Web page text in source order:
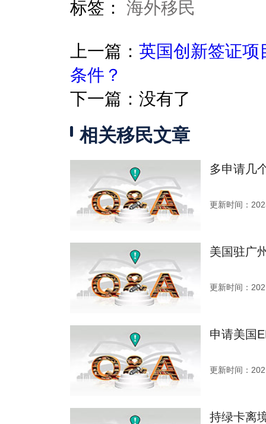
标签： 海外移民
上一篇： 英国创新签证项
条件？
下一篇：没有了
相关移民文章
多申请几
更新时间：
美国驻广
更新时间：
申请美国
更新时间：
持绿卡离